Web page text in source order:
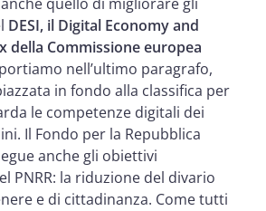
DESI, il Digital Economy and
della Commissione europea
nell’ultimo paragrafo,
in fondo alla classifica per
le competenze digitali dei
Il Fondo per la Repubblica
anche gli obiettivi
PNRR: la riduzione del divario
e di cittadinanza. Come tutti